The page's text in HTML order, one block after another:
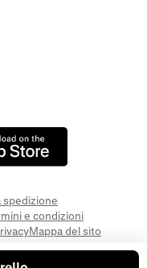
spedizione
e condizioni
Mappa del sito